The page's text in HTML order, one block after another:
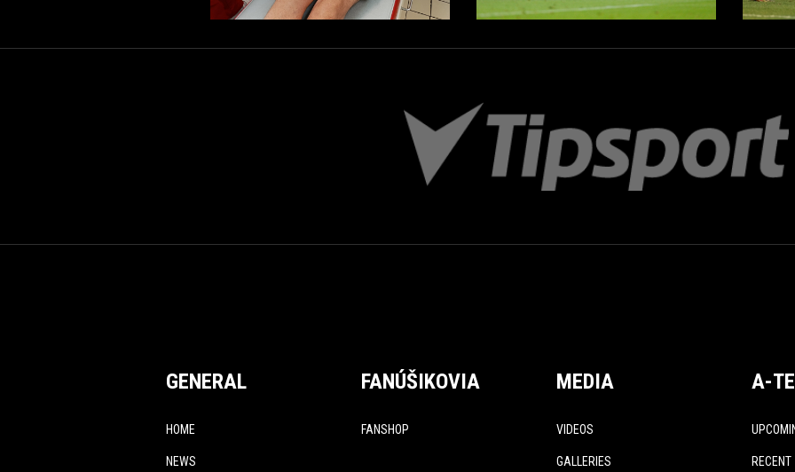
GENERAL
HOME
NEWS
FANÚŠIKOVIA
FANSHOP
MEDIA
VIDEOS
GALLERIES
A-
RECENT